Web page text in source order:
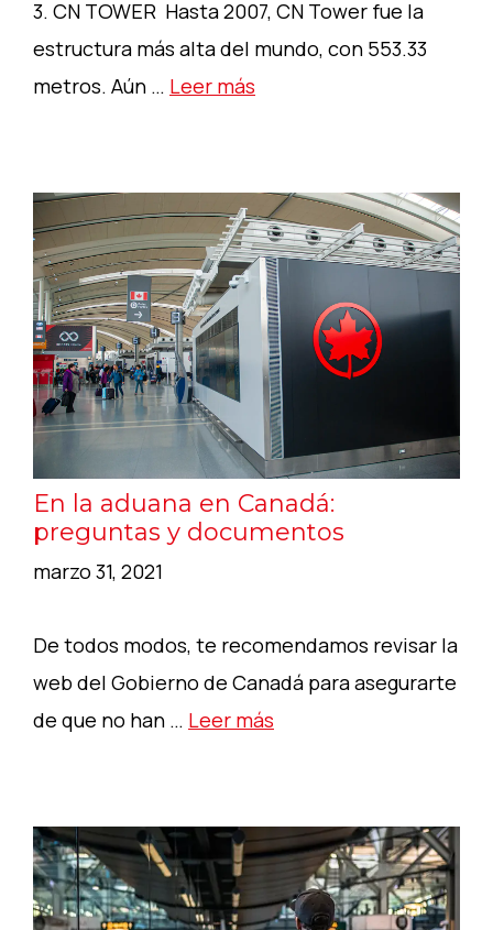
3. CN TOWER Hasta 2007, CN Tower fue la
estructura más alta del mundo, con 553.33
metros. Aún … Leer más
En la aduana en Canadá:
preguntas y documentos
marzo 31, 2021
De todos modos, te recomendamos revisar la
web del Gobierno de Canadá para asegurarte
de que no han … Leer más